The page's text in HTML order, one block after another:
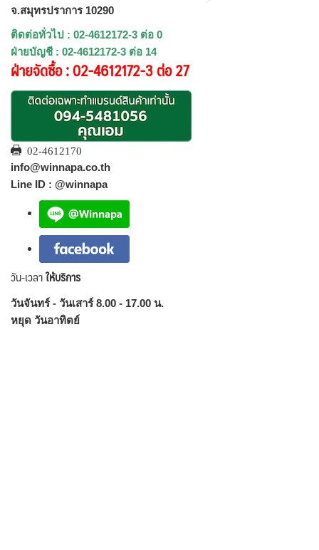
จ.สมุทรปราการ 10290
ติดต่อทั่วไป : 02-4612172-3 ต่อ 0
ฝ่ายบัญชี : 02-4612172-3 ต่อ 14
ฝ่ายจัดซื้อ : 02-4612172-3 ต่อ 27
02-4612170
info@winnapa.co.th
Line ID : @winnapa
วัน-เวลาให้บริการ
วันจันทร์ - วันเสาร์ 8.00 - 17.00 น.
หยุด วันอาทิตย์